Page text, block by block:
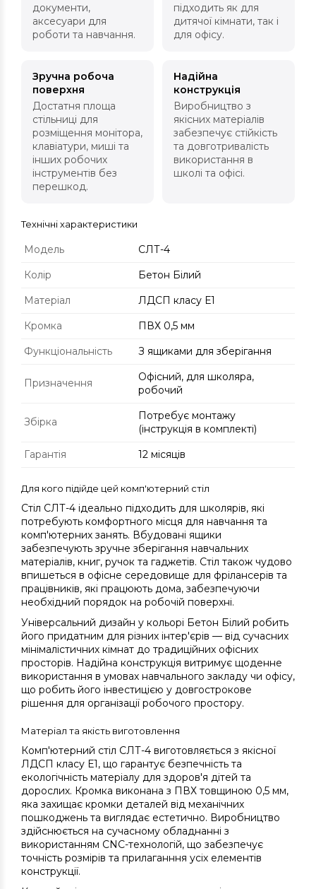
документи,
аксесуари для
роботи та навчання.
підходить як для
дитячої кімнати, так і
для офісу.
Зручна робоча
поверхня
Достатня площа
стільниці для
розміщення монітора,
клавіатури, миші та
інших робочих
інструментів без
перешкод.
Надійна
конструкція
Виробництво з
якісних матеріалів
забезпечує стійкість
та довготривалість
використання в
школі та офісі.
Технічні характеристики
Модель
СЛТ-4
Колір
Бетон Білий
Матеріал
ЛДСП класу Е1
Кромка
ПВХ 0,5 мм
Функціональність
З ящиками для зберігання
Призначення
Офісний, для школяра,
робочий
Збірка
Потребує монтажу
(інструкція в комплекті)
Гарантія
12 місяців
Для кого підійде цей комп'ютерний стіл
Стіл СЛТ-4 ідеально підходить для школярів, які
потребують комфортного місця для навчання та
комп'ютерних занять. Вбудовані ящики
забезпечують зручне зберігання навчальних
матеріалів, книг, ручок та гаджетів. Стіл також чудово
впишеться в офісне середовище для фрілансерів та
працівників, які працюють дома, забезпечуючи
необхідний порядок на робочій поверхні.
Універсальний дизайн у кольорі Бетон Білий робить
його придатним для різних інтер'єрів — від сучасних
мінімалістичних кімнат до традиційних офісних
просторів. Надійна конструкція витримує щоденне
використання в умовах навчального закладу чи офісу,
що робить його інвестицією у довгострокове
рішення для організації робочого простору.
Матеріал та якість виготовлення
Комп'ютерний стіл СЛТ-4 виготовляється з якісної
ЛДСП класу Е1, що гарантує безпечність та
екологічність матеріалу для здоров'я дітей та
дорослих. Кромка виконана з ПВХ товщиною 0,5 мм,
яка захищає кромки деталей від механічних
пошкоджень та виглядає естетично. Виробництво
здійснюється на сучасному обладнанні з
використанням CNC-технологій, що забезпечує
точність розмірів та прилаганння усіх елементів
конструкції.